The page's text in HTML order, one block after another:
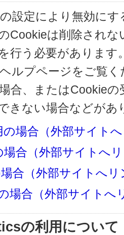
設定により無効に
Cookieは削除され
行う必要があります
ルプページをご覧く
合、またはCookie
きない場合などが
の場合（外部サイト
場合（外部サイトへ
合（外部サイトへリ
場合（外部サイトへ
の利用について